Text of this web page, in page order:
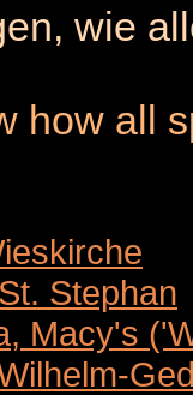
wie
how all
Stephan
Macy's